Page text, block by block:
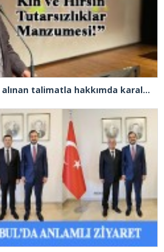
Şadi Yazıcı, “Silivri’den alınan talimatla hakkımda karalama kampanyası yürütülüyor”